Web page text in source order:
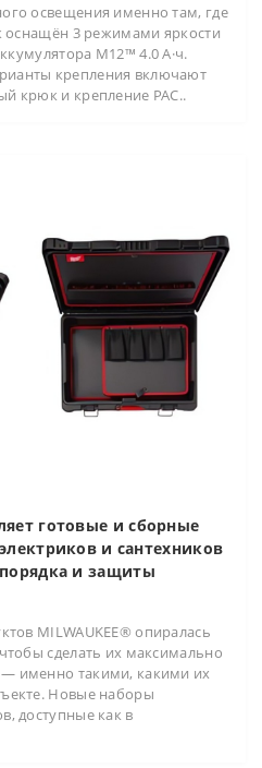
освещения именно там, где
оснащён 3 режимами яркости
M12™ 4.0 А·ч.
крепления включают
крюк и крепление PAC..
готовые и сборные
и сантехников
и защиты
MILWAUKEE® опиралась
сделать их максимально
именно такими, какими их
Новые наборы
доступные как в